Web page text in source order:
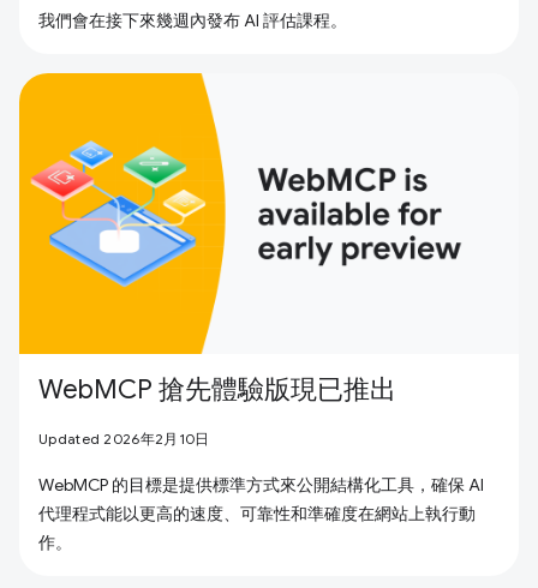
我們會在接下來幾週內發布 AI 評估課程。
WebMCP 搶先體驗版現已推出
Updated 2026年2月10日
WebMCP 的目標是提供標準方式來公開結構化工具，確保 AI
代理程式能以更高的速度、可靠性和準確度在網站上執行動
作。